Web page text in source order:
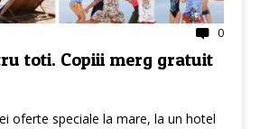
0
toti. Copiii merg gratuit
oferte speciale la mare, la un hotel